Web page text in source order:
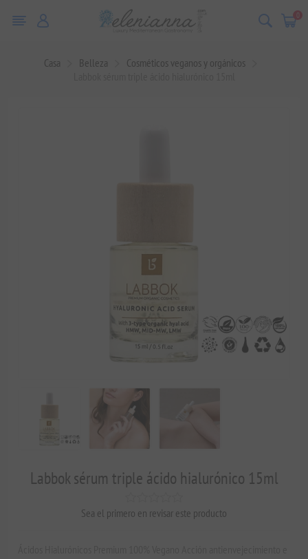
0
Casa Belleza
Cosméticos veganos y orgánicos
Labbok sérum triple ácido hialurónico 15ml
Sea el primero en revisar este producto